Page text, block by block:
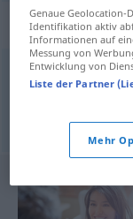
Quecksilber (ugs.)
©
Genaue Geolocation-
Identifikation aktiv
Informationen auf
Messung von
Entwicklung von
Liste der Partner
Mehr